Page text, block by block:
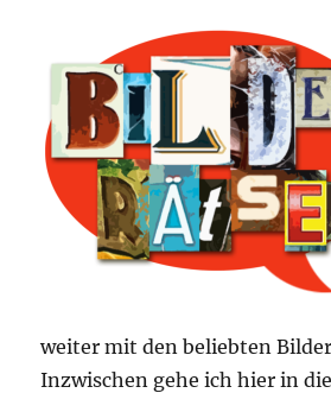
weiter mit den beliebten
Inzwischen gehe ich hier in